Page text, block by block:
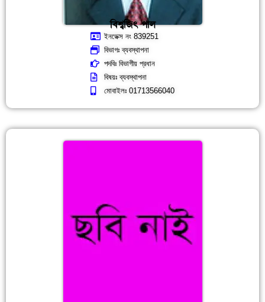
বিশ্বজিৎ পাল
ইনডেক্স নং 839251
বিভাগঃ ব্যবস্থাপনা
পদবিঃ বিভাগীয় প্রধান
বিষয়ঃ ব্যবস্থাপনা
মোবাইলঃ 01713566040